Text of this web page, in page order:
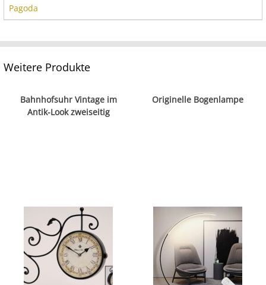
Pagoda
Weitere Produkte
Bahnhofsuhr Vintage im
Antik-Look zweiseitig
Originelle Bogenlampe